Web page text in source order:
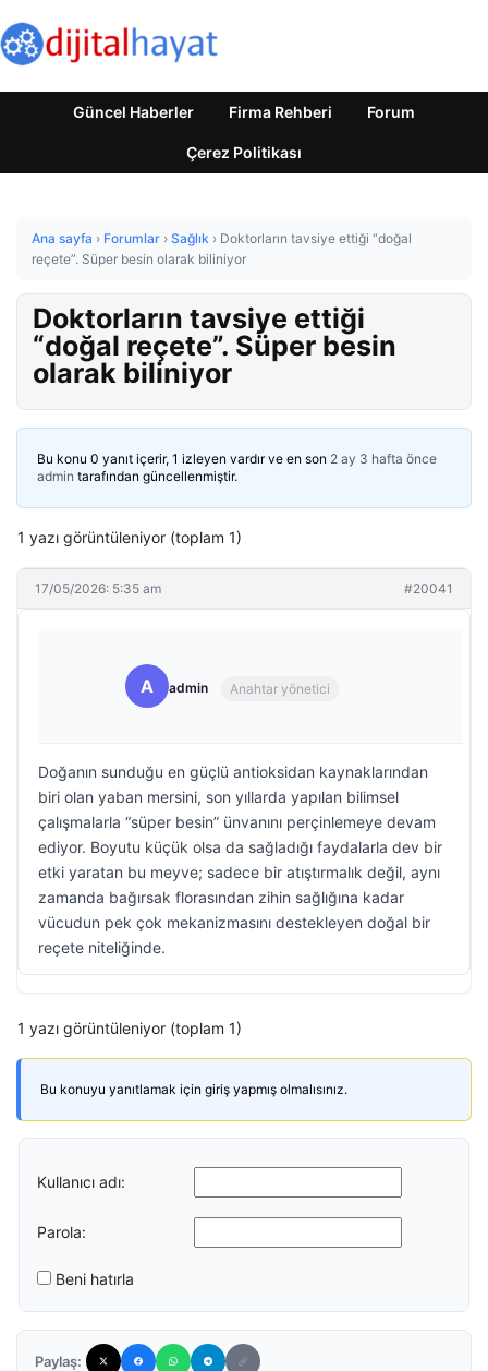
Güncel Haberler Firma Rehberi Forum
Çerez Politikası
Ana sayfa › Forumlar › Sağlık › Doktorların tavsiye ettiği “doğal
reçete”. Süper besin olarak biliniyor
Doktorların tavsiye ettiği
“doğal reçete”. Süper besin
olarak biliniyor
Bu konu 0 yanıt içerir, 1 izleyen vardır ve en son 2 ay 3 hafta önce
admin tarafından güncellenmiştir.
1 yazı görüntüleniyor (toplam 1)
17/05/2026: 5:35 am #20041
A admin Anahtar yönetici
Doğanın sunduğu en güçlü antioksidan kaynaklarından
biri olan yaban mersini, son yıllarda yapılan bilimsel
çalışmalarla “süper besin” ünvanını perçinlemeye devam
ediyor. Boyutu küçük olsa da sağladığı faydalarla dev bir
etki yaratan bu meyve; sadece bir atıştırmalık değil, aynı
zamanda bağırsak florasından zihin sağlığına kadar
vücudun pek çok mekanizmasını destekleyen doğal bir
reçete niteliğinde.
1 yazı görüntüleniyor (toplam 1)
Bu konuyu yanıtlamak için giriş yapmış olmalısınız.
Kullanıcı adı:
Parola:
Beni hatırla
Paylaş: